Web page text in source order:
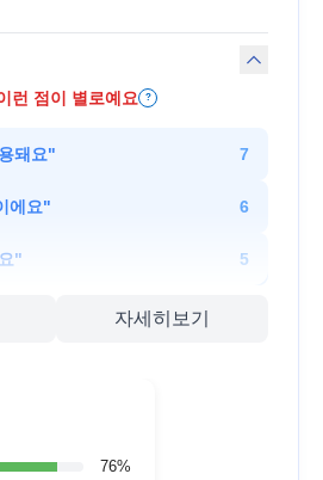
런 점이 별로예요 ?
돼요" 7
에요" 6
" 5
자세히보기
76%